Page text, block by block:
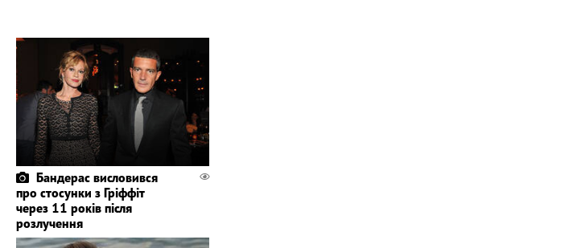
Бандерас висловився
про стосунки з Гріффіт
через 11 років після
розлучення